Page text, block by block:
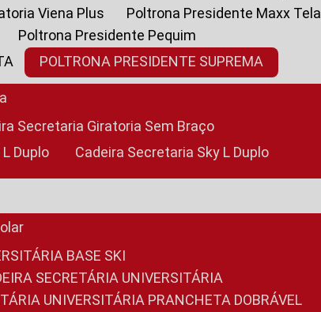
Viena Plus
Poltrona Presidente Maxx Tela
Poltrona Presidente Pequim
POLTRONA PRESIDENTE SUPREMA
Secretaria Giratoria Sem Braço
Duplo Cadeira Secretaria Sky L Duplo
BASE SKI
SECRETÁRIA UNIVERSITÁRIA
UNIVERSITÁRIA PRANCHETA DOBRÁVEL